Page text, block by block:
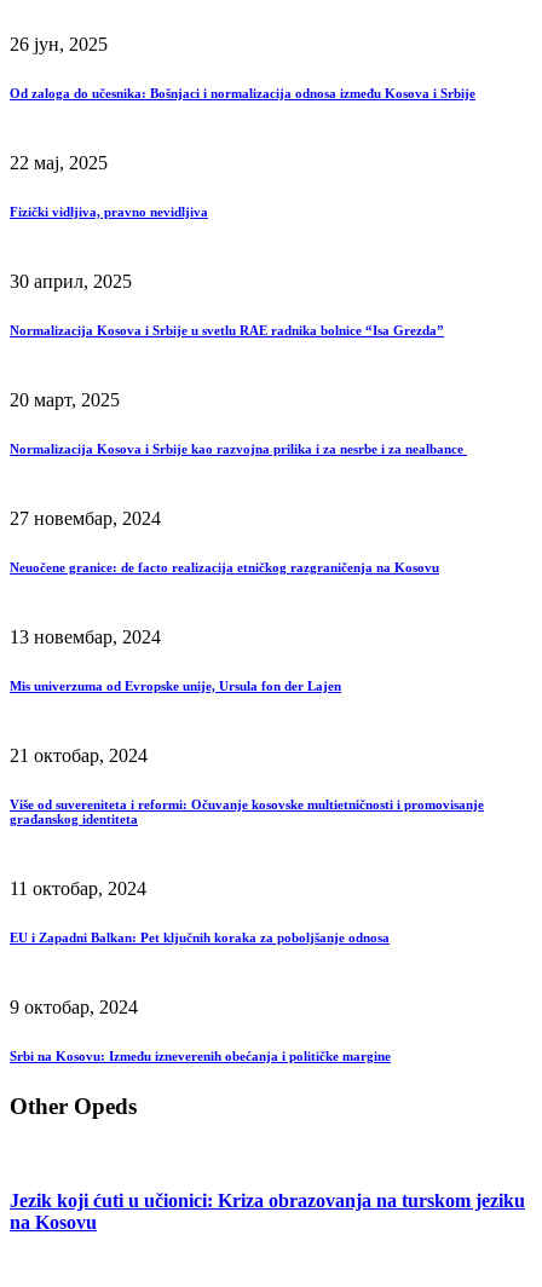
26 јун, 2025
Od zaloga do učesnika: Bošnjaci i normalizacija odnosa između Kosova i Srbije
22 мај, 2025
Fizički vidljiva, pravno nevidljiva
30 април, 2025
Normalizacija Kosova i Srbije u svetlu RAE radnika bolnice “Isa Grezda”
20 март, 2025
Normalizacija Kosova i Srbije kao razvojna prilika i za nesrbe i za nealbance
27 новембар, 2024
Neuočene granice: de facto realizacija etničkog razgraničenja na Kosovu
13 новембар, 2024
Mis univerzuma od Evropske unije, Ursula fon der Lajen
21 октобар, 2024
Više od suvereniteta i reformi: Očuvanje kosovske multietničnosti i promovisanje
građanskog identiteta
11 октобар, 2024
EU i Zapadni Balkan: Pet ključnih koraka za poboljšanje odnosa
9 октобар, 2024
Srbi na Kosovu: Između izneverenih obećanja i političke margine
Other Opeds
Jezik koji ćuti u učionici: Kriza obrazovanja na turskom jeziku
na Kosovu